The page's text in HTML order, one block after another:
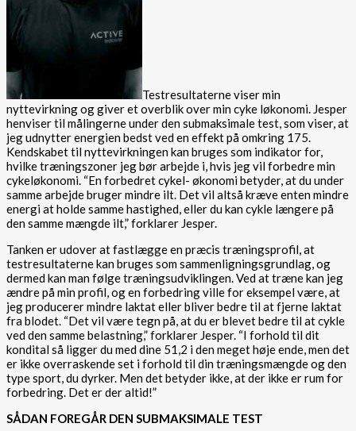
Testresultaterne viser min
nyttevirkning og giver et overblik over min cyke løkonomi. Jesper
henviser til målingerne under den submaksimale test, som viser, at
jeg udnytter energien bedst ved en effekt på omkring 175.
Kendskabet til nyttevirkningen kan bruges som indikator for,
hvilke træningszoner jeg bør arbejde i, hvis jeg vil forbedre min
cykeløkonomi. “En forbedret cykel- økonomi betyder, at du under
samme arbejde bruger mindre ilt. Det vil altså kræve enten mindre
energi at holde samme hastighed, eller du kan cykle længere på
den samme mængde ilt,” forklarer Jesper.
Tanken er udover at fastlægge en præcis træningsprofil, at
testresultaterne kan bruges som sammenligningsgrundlag, og
dermed kan man følge træningsudviklingen. Ved at træne kan jeg
ændre på min profil, og en forbedring ville for eksempel være, at
jeg producerer mindre laktat eller bliver bedre til at fjerne laktat
fra blodet. “Det vil være tegn på, at du er blevet bedre til at cykle
ved den samme belastning,” forklarer Jesper. “I forhold til dit
kondital så ligger du med dine 51,2 i den meget høje ende, men det
er ikke overraskende set i forhold til din træningsmængde og den
type sport, du dyrker. Men det betyder ikke, at der ikke er rum for
forbedring. Det er der altid!”
SÅDAN FOREGÅR DEN SUBMAKSIMALE TEST